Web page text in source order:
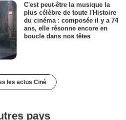
C'est peut-être la musique la
plus célèbre de toute l'Histoire
du cinéma : composée il y a 74
ans, elle résonne encore en
boucle dans nos têtes
les actus Ciné
pays